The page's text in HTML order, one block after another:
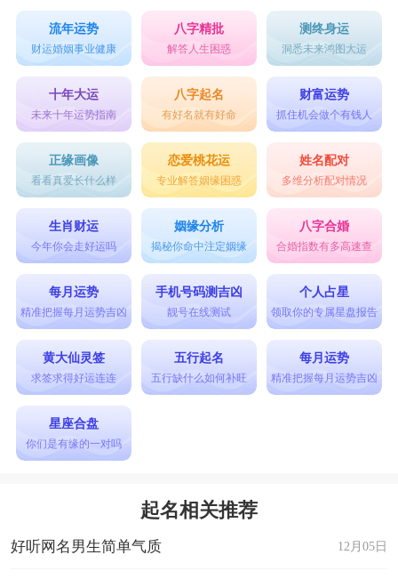
10、顾染
11、恋你.
12、凉心
13、嘉己
14、藏雀
15、云雾
16、南栀
17、昔年
18、未歌
19、荼靡
20、浮夸
21、纠结
23、宠溺
24、瑾年
27、宴忱
流年运势
财运婚姻事业健康
八字精批
解答人生困惑
测终身运
洞悉未来鸿图大运
十年大运
未来十年运势指南
八字起名
有好名就有好命
财富运势
抓住机会做个有钱人
正缘画像
看看真爱长什么样
恋爱桃花运
专业解答姻缘困惑
姓名配对
多维分析配对情况
生肖财运
今年你会走好运吗
姻缘分析
揭秘你命中注定姻缘
八字合婚
合婚指数有多高速查
每月运势
精准把握每月运势吉凶
手机号码测吉凶
靓号在线测试
个人占星
领取你的专属星盘报告
黄大仙灵签
求签求得好运连连
五行起名
五行缺什么如何补旺
每月运势
精准把握每月运势吉凶
星座合盘
你们是有缘的一对吗
起名相关推荐
12月05日
好听网名男生简单气质